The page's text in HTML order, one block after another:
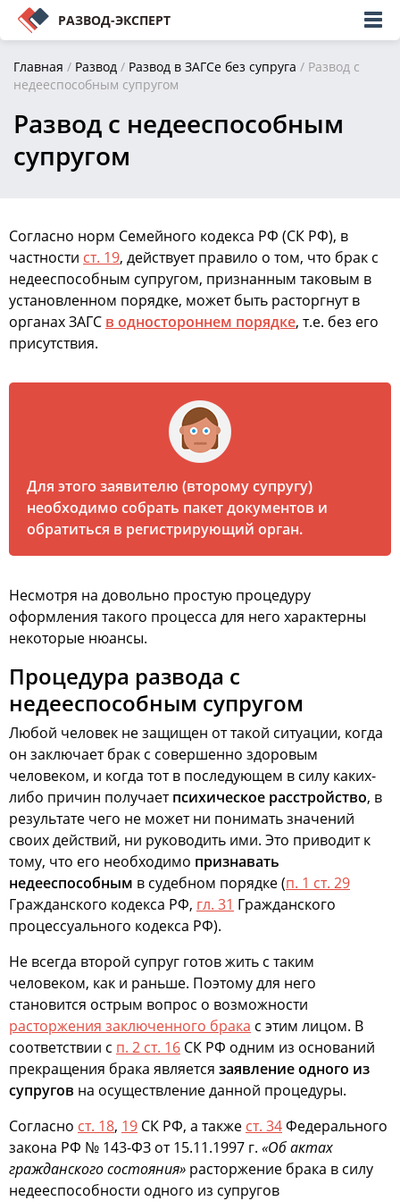
РАЗВОД-ЭКСПЕРТ
Главная / Развод / Развод в ЗАГСе без супруга / Развод с
недееспособным супругом
Развод с недееспособным
супругом
Согласно норм Семейного кодекса РФ (СК РФ), в
частности ст. 19, действует правило о том, что брак с
недееспособным супругом, признанным таковым в
установленном порядке, может быть расторгнут в
органах ЗАГС в одностороннем порядке, т.е. без его
присутствия.
Для этого заявителю (второму супругу)
необходимо собрать пакет документов и
обратиться в регистрирующий орган.
Несмотря на довольно простую процедуру
оформления такого процесса для него характерны
некоторые нюансы.
Процедура развода с
недееспособным супругом
Любой человек не защищен от такой ситуации, когда
он заключает брак с совершенно здоровым
человеком, и когда тот в последующем в силу каких-
либо причин получаетпсихическое расстройство, в
результате чего не может ни понимать значений
своих действий, ни руководить ими. Это приводит к
тому, что его необходимо признавать
недееспособным в судебном порядке (п. 1 ст. 29
Гражданского кодекса РФ, гл. 31 Гражданского
процессуального кодекса РФ).
Не всегда второй супруг готов жить с таким
человеком, как и раньше. Поэтому для него
становится острым вопрос о возможности
расторжения заключенного брака с этим лицом. В
соответствии с п. 2 ст. 16 СК РФ одним из оснований
прекращения брака является заявление одного из
супругов на осуществление данной процедуры.
Согласно ст. 18, 19 СК РФ, а также ст. 34Федерального
закона РФ № 143-ФЗ от 15.11.1997 г. «Об актах
гражданского состояния» расторжение брака в силу
недееспособности одного из супругов